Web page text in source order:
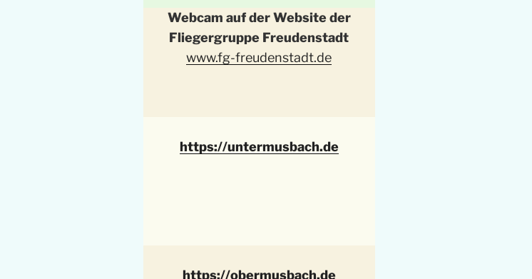
Webcam auf der Website der
Fliegergruppe Freudenstadt
www.fg-freudenstadt.de
https://untermusbach.de
https://obermusbach.de